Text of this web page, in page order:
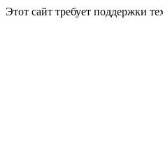
Этот сайт требует поддержки